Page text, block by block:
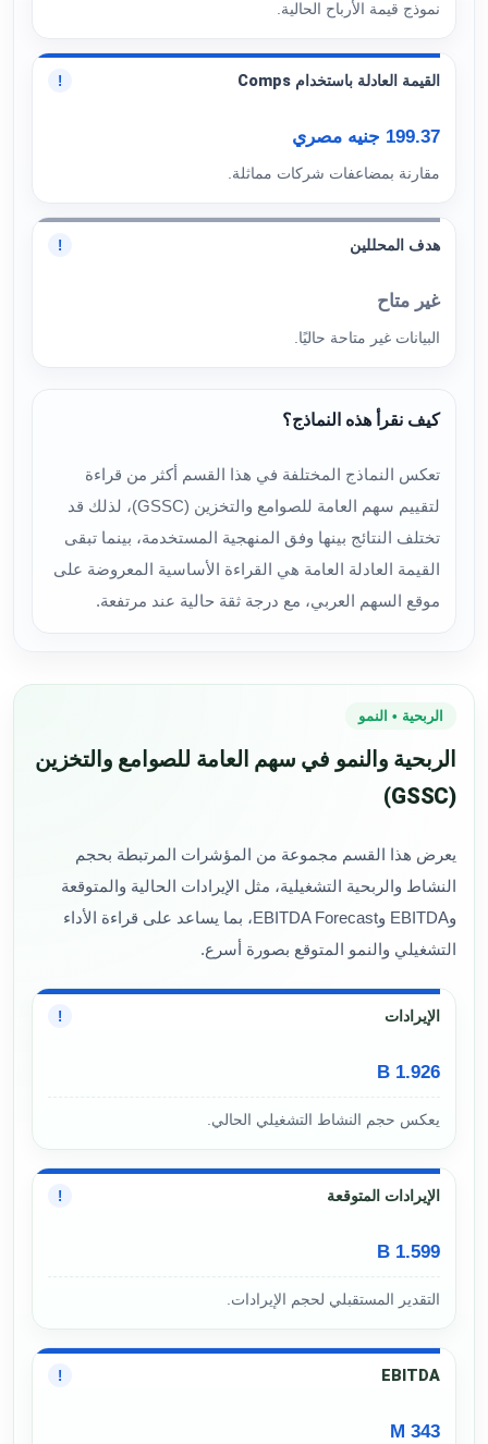
نموذج قيمة الأرباح الحالية.
القيمة العادلة باستخدام Comps !
199.37 جنيه مصري
مقارنة بمضاعفات شركات مماثلة.
هدف المحللين !
غير متاح
البيانات غير متاحة حاليًا.
كيف نقرأ هذه النماذج؟
تعكس النماذج المختلفة في هذا القسم أكثر من قراءة
لتقييم سهم العامة للصوامع والتخزين (GSSC)، لذلك قد
تختلف النتائج بينها وفق المنهجية المستخدمة، بينما تبقى
القيمة العادلة العامة هي القراءة الأساسية المعروضة على
موقع السهم العربي، مع درجة ثقة حالية عند مرتفعة.
الربحية • النمو
الربحية والنمو في سهم العامة للصوامع والتخزين
(GSSC)
يعرض هذا القسم مجموعة من المؤشرات المرتبطة بحجم
النشاط والربحية التشغيلية، مثل الإيرادات الحالية والمتوقعة
وEBITDA وEBITDA Forecast، بما يساعد على قراءة الأداء
التشغيلي والنمو المتوقع بصورة أسرع.
الإيرادات !
1.926 B
يعكس حجم النشاط التشغيلي الحالي.
الإيرادات المتوقعة !
1.599 B
التقدير المستقبلي لحجم الإيرادات.
EBITDA
!
343 M